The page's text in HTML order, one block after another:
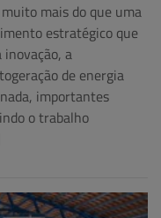
mais do que uma
estratégico que
a
de energia
importantes
o trabalho